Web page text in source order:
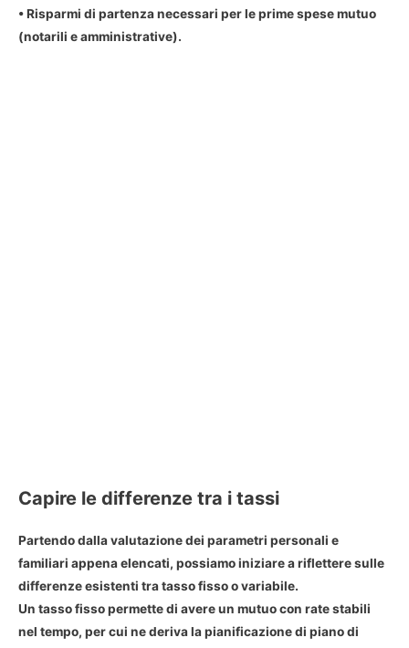
• Risparmi di partenza necessari per le prime spese mutuo
(notarili e amministrative).
Capire le differenze tra i tassi
Partendo dalla valutazione dei parametri personali e
familiari appena elencati, possiamo iniziare a riflettere sulle
differenze esistenti tra tasso fisso o variabile.
Un tasso fisso permette di avere un mutuo con rate stabili
nel tempo, per cui ne deriva la pianificazione di piano di